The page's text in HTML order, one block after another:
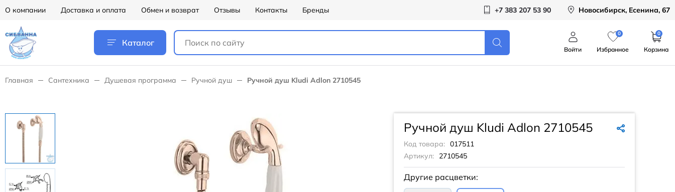
О компании Доставка и оплата Обмен и возврат Отзывы Контакты Бренды +7 383 207 53 90 Новосибирск, Есенина, 67
Каталог
Войти
0
Избранное
0
Корзина
Главная Сантехника Душевая программа Ручной душ Pучной душ Kludi Adlon 2710545
Pучной душ Kludi Adlon 2710545
Код товара: 017511
Артикул:
2710545
Другие расцветки: